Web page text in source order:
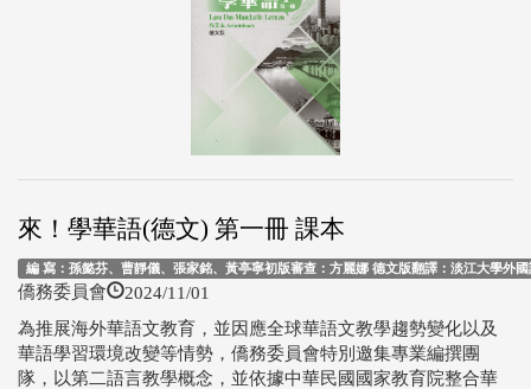
來！學華語(德文) 第一冊 課本
編 寫：孫懿芬、曹靜儀、張家銘、黃亭寧初版審查：方麗娜 德文版翻譯：淡江大學外
僑務委員會 2024/11/01
為推展海外華語文教育，並因應全球華語文教學趨勢變化以及
華語學習環境改變等情勢，僑務委員會特別邀集專業編撰團
隊，以第二語言教學概念，並依據中華民國國家教育院整合華